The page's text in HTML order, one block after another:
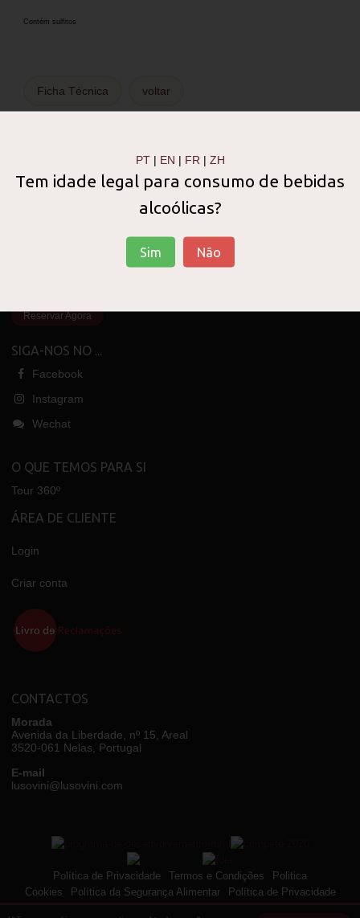
Contém sulfitos
Ficha Técnica voltar
Reservar Agora
SIGA-NOS NO ...
Facebook
Instagram
Wechat
O QUE TEMOS PARA SI
Tour 360º
ÁREA DE CLIENTE
Login
Criar conta
CONTACTOS
Morada
Avenida da Liberdade, nº 15, Areal
3520-061 Nelas, Portugal
E-mail
lusovini@lusovini.com
Política de Privacidade Termos e Condições
Politica
Cookies
Política da Segurança Alimentar
Política de Privacidade
PT| EN | FR | ZH
Tem idade legal para consumo de bebidas
alcoólicas?
Sim Não